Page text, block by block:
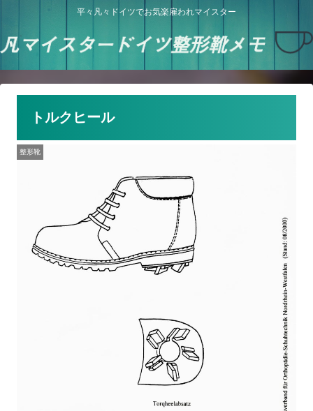
平々凡々ドイツでお気楽雇われマイスター
トルクヒール
整形靴